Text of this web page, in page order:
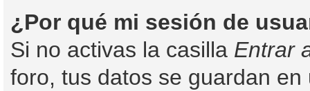
¿Por qué mi sesión de
Si no activas la casilla Entrar
foro, tus datos se guardan